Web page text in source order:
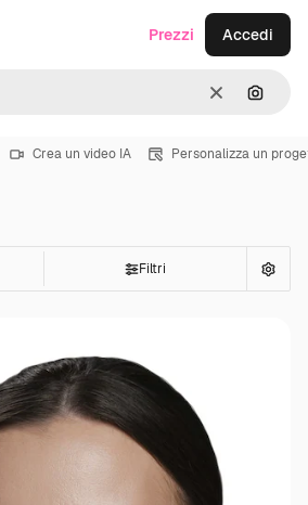
CancellaCerca
Prezzi Accedi
Crea un video IA Personalizza un
Filtri